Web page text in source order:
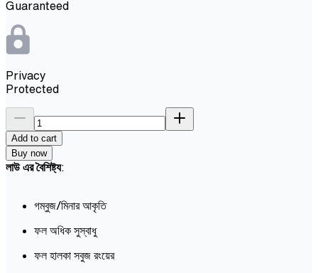
Guaranteed
Privacy
Protected
Add to cart
Buy now
লাউ এর বৈশিষ্ট্য:
গম্বুজ/মিনার আকৃতি
ফল অধিক সুস্বাধু
ফল হালকা সবুজ রংয়ের